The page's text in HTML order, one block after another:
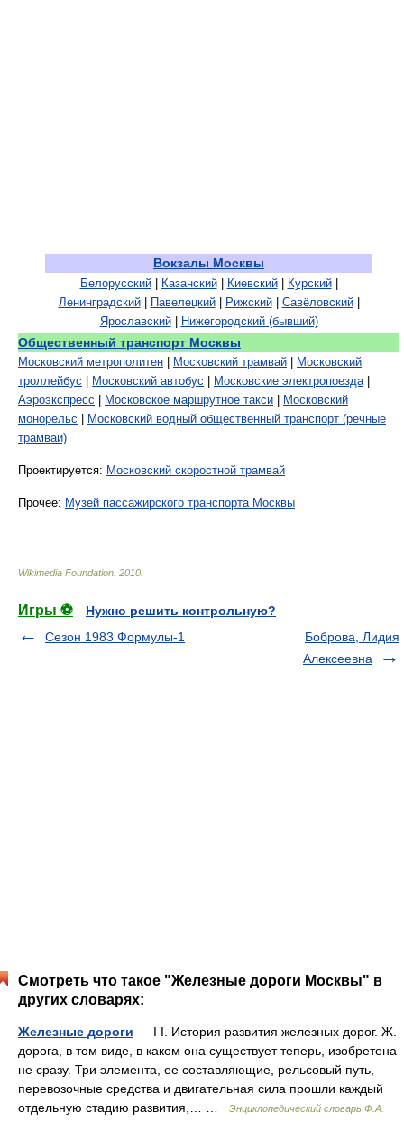
Вокзалы Москвы
Белорусский| Казанский| Киевский| Курский|
Ленинградский| Павелецкий| Рижский| Савёловский|
Ярославский| Нижегородский (бывший)
Общественный транспорт Москвы
Московский метрополитен | Московский трамвай | Московский
троллейбус | Московский автобус | Московские электропоезда |
Аэроэкспресс | Московское маршрутное такси | Московский
монорельс | Московский водный общественный транспорт (речные
трамваи)
Проектируется: Московский скоростной трамвай
Прочее: Музей пассажирского транспорта Москвы
Wikimedia Foundation 2010
Игры ⚽
Нужно решить контрольную?
Сезон 1983 Формулы-1
Боброва, Лидия
Алексеевна
Смотреть что такое "Железные дороги Москвы" в
других словарях:
Железные дороги — I I. История развития железных дорог. Ж.
дорога, в том виде, в каком она существует теперь, изобретена
не сразу. Три элемента, ее составляющие, рельсовый путь,
перевозочные средства и двигательная сила прошли каждый
отдельную стадию развития,… …
Энциклопедический словарь Ф.А.